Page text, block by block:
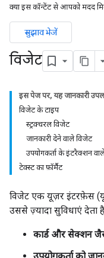
क्या इस कॉन्टेंट से आपको मदद
सुझाव भेजें
विजेट
इस पेज पर, यह जानकारी
विजेट के टाइप
स्ट्रक्चरल विजेट
जानकारी देने वाले विजेट
उपयोगकर्ता के इंटरैक्शन
टेक्स्ट का फ़ॉर्मैट
विजेट एक यूज़र इंटरफ़ेस
उससे ज़्यादा सुविधाएं देता
कार्ड और सेक्शन